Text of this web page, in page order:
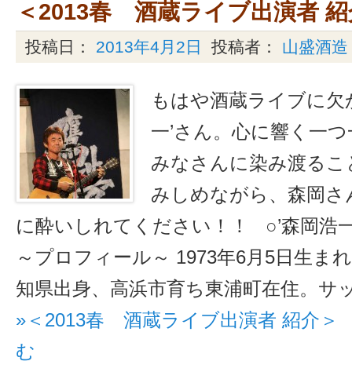
＜2013春 酒蔵ライブ出演者
投稿日： 2013年4月2日 投稿者： 山盛酒造
もはや酒蔵ライブに欠
一’さん。心に響く一
みなさんに染み渡る
みしめながら、森岡
に酔いしれてください！！ ○’森岡浩
～プロフィール～ 1973年6月5日生ま
知県出身、高浜市育ち東浦町在住。サ
»＜2013春 酒蔵ライブ出演者 紹介
む